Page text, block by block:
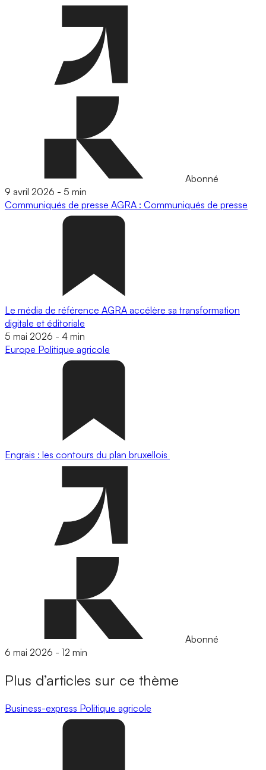
Abonné
9 avril 2026 - 5 min
Communiqués de presse AGRA : Communiqués de presse
Le média de référence AGRA accélère sa transformation
digitale et éditoriale
5 mai 2026 - 4 min
Europe Politique agricole
Engrais : les contours du plan bruxellois
Abonné
6 mai 2026 - 12 min
Plus d’articles sur ce thème
Business-express Politique agricole